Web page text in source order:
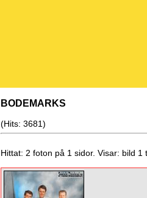
BODEMARKS
(Hits: 3681)
Hittat: 2 foton på 1 sidor. Visar: bild 1